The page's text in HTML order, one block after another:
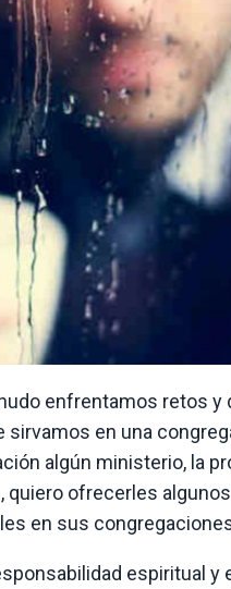
enfrentamos retos
en una
algún ministerio, la
ofrecerles
en sus
espiritual y